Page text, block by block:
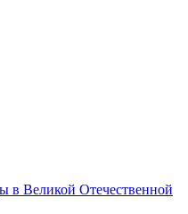
в Великой Отечественной